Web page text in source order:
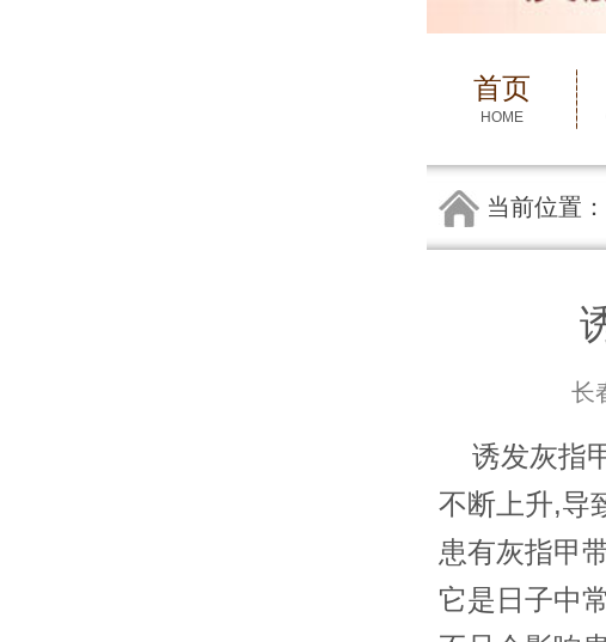
首页
HOME
当前位置：
长
诱发灰指
不断上升,导
患有灰指甲
它是日子中